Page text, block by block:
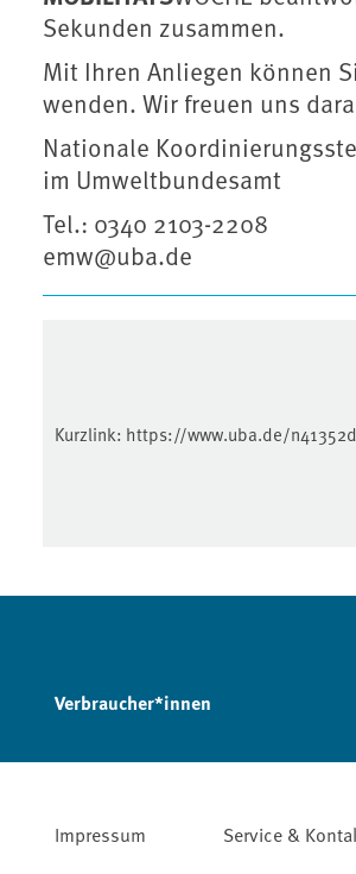
Sekunden zusammen.
Mit Ihren Anliegen können
wenden. Wir freuen uns
Nationale
im Umweltbundesamt
Tel.: 0340 2103-2208
emw@uba.de
Kurzlink: https://www.uba.de/
Verbraucher*innen
Impressum Service &